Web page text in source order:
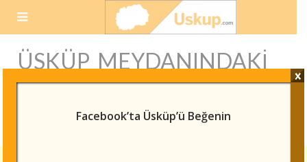
ÜSKÜP MEYDANINDAKI
BÜYÜK ISKENDER
HEYKELIFacebook’ta Üsküp’ü Beğenin
x